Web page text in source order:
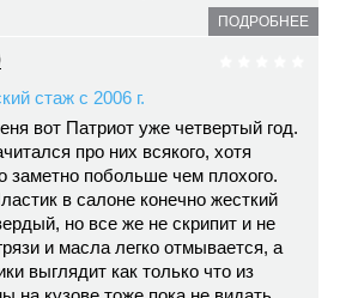
ПОДРОБНЕЕ
стаж с 2006 г.
вот Патриот уже четвертый год.
про них всякого, хотя
заметно побольше чем плохого.
в салоне конечно жесткий
но все же не скрипит и не
и масла легко отмывается, а
выглядит как только что из